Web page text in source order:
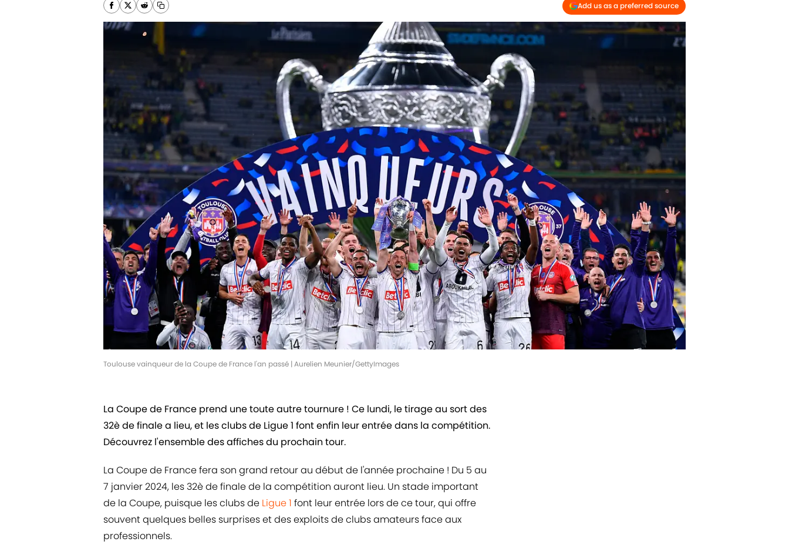
Add us as a preferred source
Toulouse vainqueur de la Coupe de France l'an passé | Aurelien Meunier/GettyImages
La Coupe de France prend une toute autre tournure ! Ce lundi, le tirage au sort des
32è de finale a lieu, et les clubs de Ligue 1 font enfin leur entrée dans la compétition.
Découvrez l'ensemble des affiches du prochain tour.
La Coupe de France fera son grand retour au début de l'année prochaine ! Du 5 au
7 janvier 2024, les 32è de finale de la compétition auront lieu. Un stade important
de la Coupe, puisque les clubs de Ligue 1 font leur entrée lors de ce tour, qui offre
souvent quelques belles surprises et des exploits de clubs amateurs face aux
professionnels.